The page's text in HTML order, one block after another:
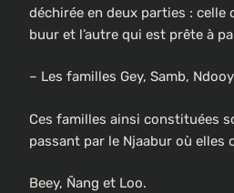
déchirée en deux parties : celle
buur et l’autre qui est prête à
– Les familles Gey, Samb,
Ces familles ainsi constituées
passant par le Njaabur où elles
Beey, Ñang et Loo.